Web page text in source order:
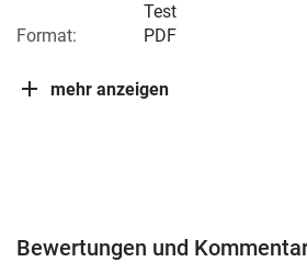
Test
Format:
PDF
mehr anzeigen
Bewertungen und